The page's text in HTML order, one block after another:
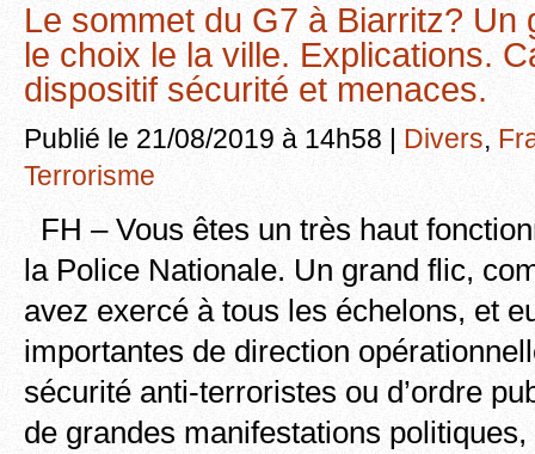
Le sommet du G7 à Biarritz? Un
le choix le la ville. Explications.
dispositif sécurité et menaces.
Publié le 21/08/2019 à 14h58 | Divers,
Terrorisme
FH – Vous êtes un très haut
la Police Nationale. Un grand flic,
avez exercé à tous les échelons, et
importantes de direction
sécurité anti-terroristes ou d’ordre
de grandes manifestations